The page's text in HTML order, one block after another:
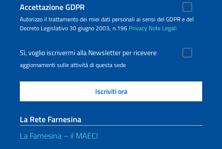
Accettazione GDPR
Autorizzo il trattamento dei miei dati personali ai sensi del GDPR e del
Decreto Legislativo 30 giugno 2003, n.196 Privacy Note Legali
Sì, voglio iscrivermi alla Newsletter per ricevere
aggiornamenti sulle attività di questa sede
La Rete Farnesina
La Farnesina – il MAECI